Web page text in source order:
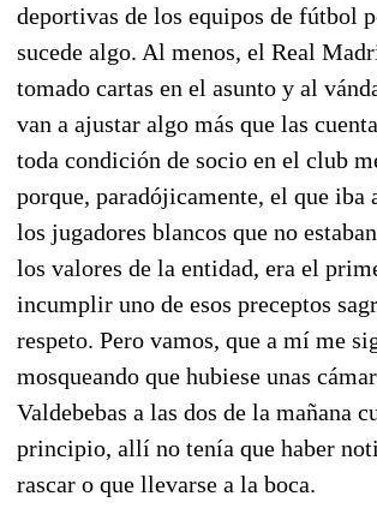
deportivas de los equipos de fútbol
sucede algo. Al menos, el Real
tomado cartas en el asunto y al
van a ajustar algo más que las
toda condición de socio en el club
porque, paradójicamente, el que iba
los jugadores blancos que no
los valores de la entidad, era el
incumplir uno de esos preceptos
respeto. Pero vamos, que a mí me
mosqueando que hubiese unas
Valdebebas a las dos de la mañana
principio, allí no tenía que haber
rascar o que llevarse a la boca.